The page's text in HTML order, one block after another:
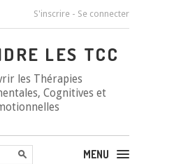
S'inscrire - Se connecter
LES TCC
les Thérapies
Cognitives et
MENU